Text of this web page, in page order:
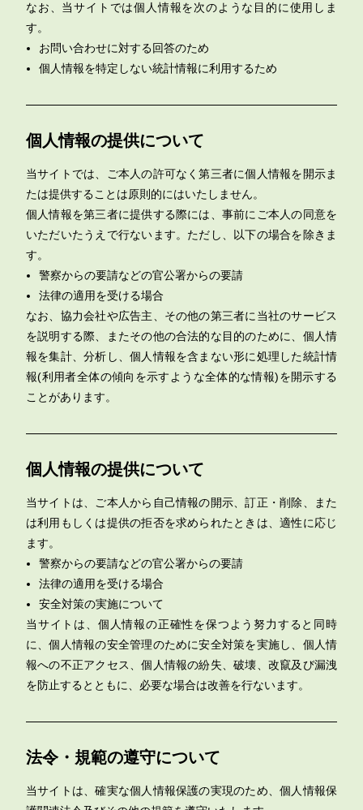
なお、当サイトでは個人情報を次のような目的に使用しま
す。
お問い合わせに対する回答のため
個人情報を特定しない統計情報に利用するため
個人情報の提供について
当サイトでは、ご本人の許可なく第三者に個人情報を開示ま
たは提供することは原則的にはいたしません。
個人情報を第三者に提供する際には、事前にご本人の同意を
いただいたうえで行ないます。ただし、以下の場合を除きま
す。
警察からの要請などの官公署からの要請
法律の適用を受ける場合
なお、協力会社や広告主、その他の第三者に当社のサービス
を説明する際、またその他の合法的な目的のために、個人情
報を集計、分析し、個人情報を含まない形に処理した統計情
報(利用者全体の傾向を示すような全体的な情報)を開示する
ことがあります。
個人情報の提供について
当サイトは、ご本人から自己情報の開示、訂正・削除、また
は利用もしくは提供の拒否を求められたときは、適性に応じ
ます。
警察からの要請などの官公署からの要請
法律の適用を受ける場合
安全対策の実施について
当サイトは、個人情報の正確性を保つよう努力すると同時
に、個人情報の安全管理のために安全対策を実施し、個人情
報への不正アクセス、個人情報の紛失、破壊、改竄及び漏洩
を防止するとともに、必要な場合は改善を行ないます。
法令・規範の遵守について
当サイトは、確実な個人情報保護の実現のため、個人情報保